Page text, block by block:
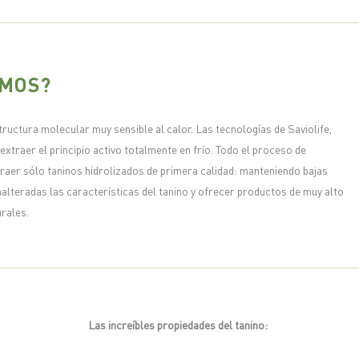
molecular muy sensible al calor. Las tecnologías de Saviolife,
el principio activo totalmente en frío. Todo el proceso de
sólo taninos hidrolizados de primera calidad: manteniendo bajas
las características del tanino y ofrecer productos de muy alto
Las increíbles propiedades del tanino: